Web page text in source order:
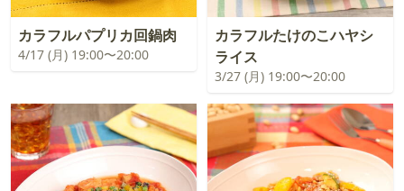
カラフルパプリカ回鍋肉
4/17 (月) 19:00〜20:00
カラフルたけのこハヤシ
ライス
3/27 (月) 19:00〜20:00